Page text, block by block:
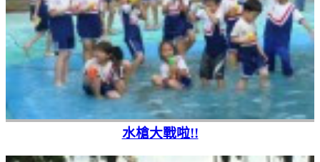
水槍大戰啦!!